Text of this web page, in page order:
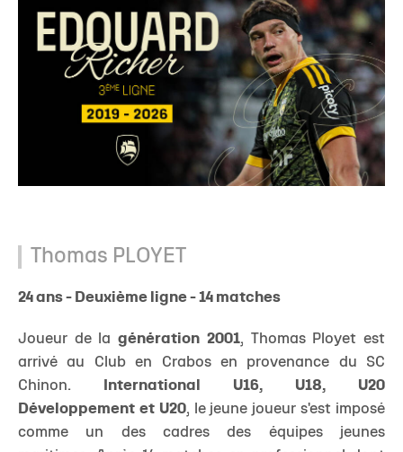
Thomas PLOYET
24 ans - Deuxième ligne - 14 matches
Joueur de lagénération 2001, Thomas Ployet est
arrivé au Club en Crabos en provenance du SC
Chinon.
International U16, U18, U20
Développement et U20, le jeune joueur s'est imposé
comme un des cadres des équipes jeunes